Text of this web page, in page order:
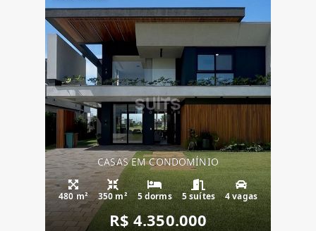
CASAS EM CONDOMÍNIO
480 m² 350 m² 5 dorms 5 suítes 4 vagas
R$ 4.350.000